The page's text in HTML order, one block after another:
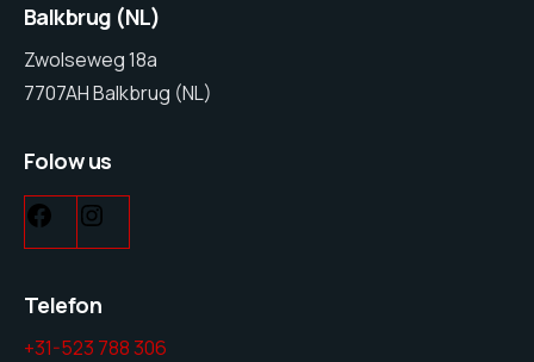
Balkbrug (NL)
Zwolseweg 18a
7707AH Balkbrug (NL)
Folow us
Telefon
+31-523 788 306